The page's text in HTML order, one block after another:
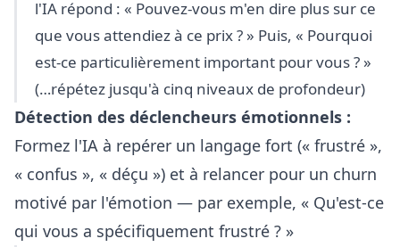
l'IA répond : « Pouvez-vous m'en dire plus sur ce
que vous attendiez à ce prix ? » Puis, « Pourquoi
est-ce particulièrement important pour vous ? »
(…répétez jusqu'à cinq niveaux de profondeur)
Détection des déclencheurs émotionnels :
Formez l'IA à repérer un langage fort (« frustré »,
« confus », « déçu ») et à relancer pour un churn
motivé par l'émotion — par exemple, « Qu'est-ce
qui vous a spécifiquement frustré ? »